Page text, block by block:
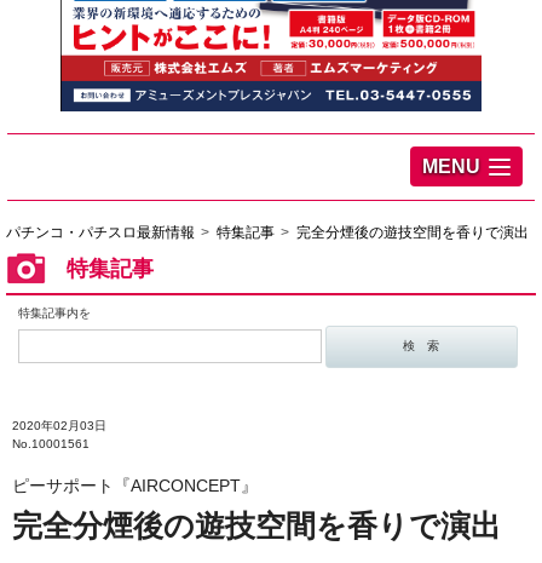
MENU
パチンコ・パチスロ最新情報 特集記事 完全分煙後の遊技空間を香りで演出
特集記事
特集記事内を
2020年02月03日
No.10001561
ピーサポート『AIRCONCEPT』
完全分煙後の遊技空間を香りで演出